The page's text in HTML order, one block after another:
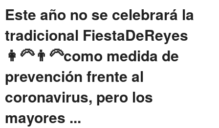
Este año no se celebrará la
tradicional FiestaDeReyes
👩‍🦳👨‍🦳como medida de
prevención frente al
coronavirus, pero los
mayores ...